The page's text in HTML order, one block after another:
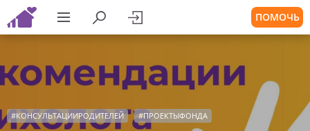
ПОМОЧЬ
#КОНСУЛЬТАЦИИРОДИТЕЛЕЙ #ПРОЕКТЫФОНДА